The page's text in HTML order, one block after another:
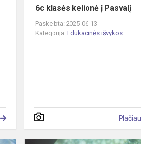
6c klasės kelionė į Pasvalį
Paskelbta: 2025-06-13
Kategorija:Edukacinės išvykos
Plačiau